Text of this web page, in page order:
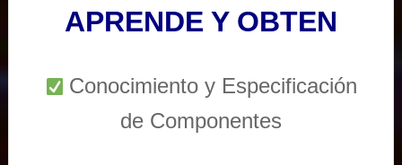
APRENDE Y OBTEN
Conocimiento y Especificación
de Componentes